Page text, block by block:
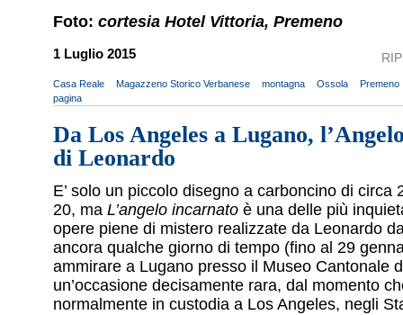
Foto: cortesia Hotel Vittoria, Premeno
1 Luglio 2015
Casa Reale Magazzeno Storico Verbanese montagna Ossola
Premeno
pagina
Da Los Angeles a Lugano,
di Leonardo
E’ solo un piccolo disegno a carboncino di circa
20, ma L’angelo incarnato è una delle più
opere piene di mistero realizzate da Leonardo
ancora qualche giorno di tempo (fino al 29
ammirare a Lugano presso il Museo Cantonale
un’occasione decisamente rara, dal momento
normalmente in custodia a Los Angeles, negli